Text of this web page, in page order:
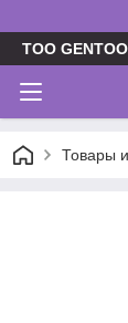
TOO GENTOO
Товары